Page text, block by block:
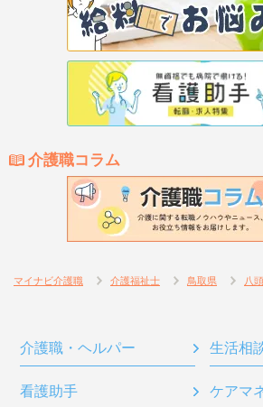
介護職コラム
マイナビ介護職 介護福祉士 鳥取県 八
介護職・ヘルパー 生活相
看護助手 ケアマ